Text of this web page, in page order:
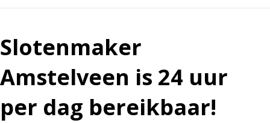
Slotenmaker
Amstelveen is 24 uur
per dag bereikbaar!